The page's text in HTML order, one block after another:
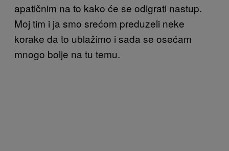
apatičnim na to kako će se odigrati nastup.
Moj tim i ja smo srećom preduzeli neke
korake da to ublažimo i sada se osećam
mnogo bolje na tu temu.